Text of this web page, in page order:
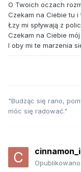
O Twoich oczach
Czekam na Ciebie tu i
Łzy mi spływają z
Czekam na Ciebie mój
I oby mi te marzenia
"Budząc się rano,
móc się radować."
Opublikowano